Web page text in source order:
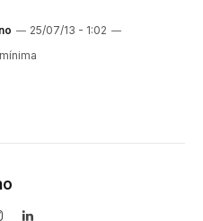
25/07/13 - 1:02
InstagramLinkedIn